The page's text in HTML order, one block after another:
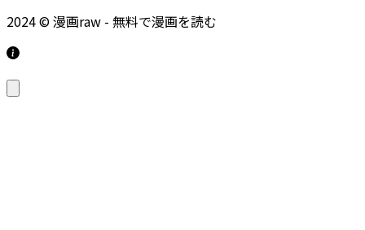
2024 © 漫画raw - 無料で漫画を読む